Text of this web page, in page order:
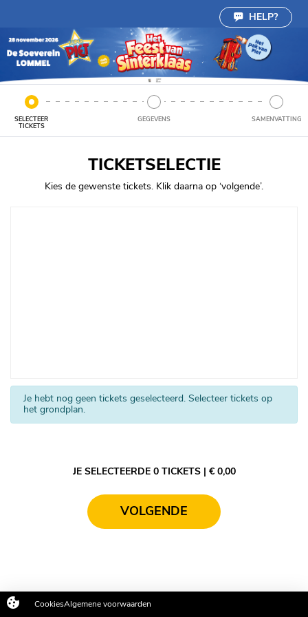
HELP?
SELECTEER
TICKETS
GEGEVENS SAMENVATTING
TICKETSELECTIE
Kies de gewenste tickets. Klik daarna op ‘volgende’.
Je hebt nog geen tickets geselecteerd. Selecteer tickets op
het grondplan.
JE SELECTEERDE 0 TICKETS| € 0,00
VOLGENDE
CookiesAlgemene voorwaarden